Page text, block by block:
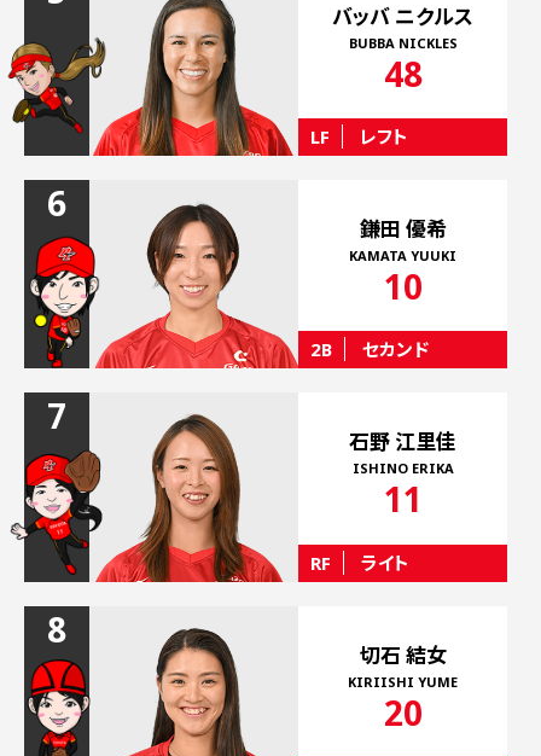
ブログ
FANCLUB
ファンクラブ
GOODS
DOWNLOAD
ダウンロード
CONTACT
出演依頼
バッバ ニクルス
BUBBA NICKLES
48
LF レフト
6
鎌田 優希
KAMATA YUUKI
10
2B セカンド
7
石野 江里佳
ISHINO ERIKA
11
RF ライト
8
切石 結女
KIRIISHI YUME
20